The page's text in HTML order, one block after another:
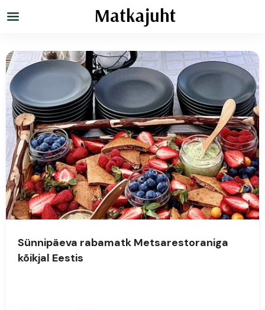
Sünnipäeva rabamatk Metsarestoraniga
kõikjal Eestis